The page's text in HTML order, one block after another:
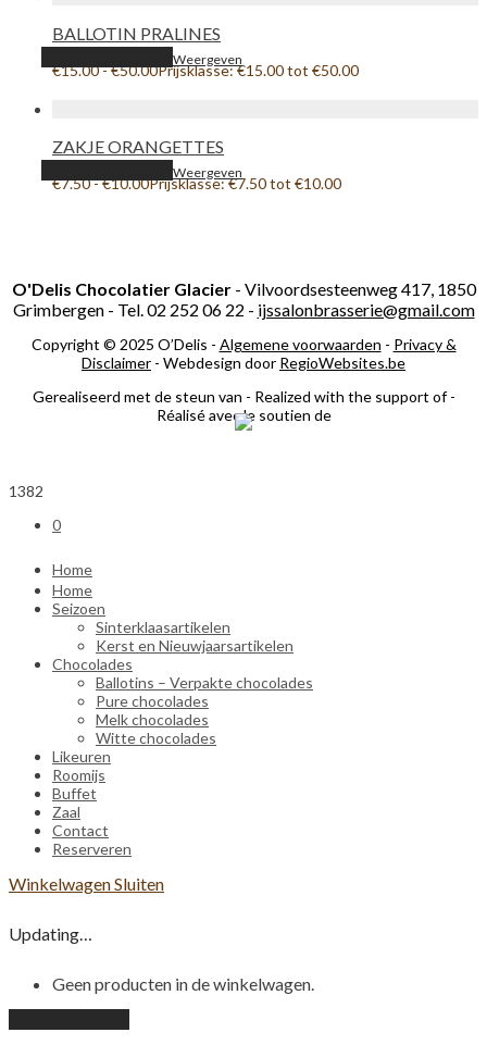
BALLOTIN PRALINES
€15.00-€50.00Prijsklasse: €15.00 tot €50.00
Weergeven
ZAKJE ORANGETTES
€7.50-€10.00Prijsklasse: €7.50 tot €10.00
Weergeven
O'Delis Chocolatier Glacier- Vilvoordsesteenweg 417, 1850
Grimbergen - Tel. 02 252 06 22 - ijssalonbrasserie@gmail.com
Copyright © 2025 O’Delis - Algemene voorwaarden - Privacy &
Disclaimer - Webdesign door RegioWebsites.be
Gerealiseerd met de steun van - Realized with the support of -
Réalisé avec le soutien de
1382
0
Home
Home
Seizoen
Sinterklaasartikelen
Kerst en Nieuwjaarsartikelen
Chocolades
Ballotins – Verpakte chocolades
Pure chocolades
Melk chocolades
Witte chocolades
Likeuren
Roomijs
Buffet
Zaal
Contact
Reserveren
WinkelwagenSluiten
Updating…
Geen producten in de winkelwagen.